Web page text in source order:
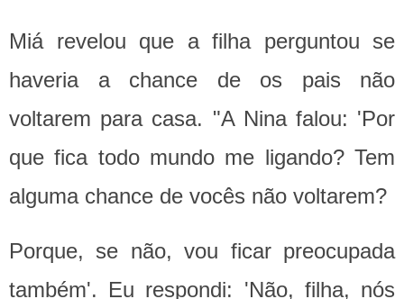
Miá revelou que a filha perguntou se
haveria a chance de os pais não
voltarem para casa. "A Nina falou: 'Por
que fica todo mundo me ligando? Tem
alguma chance de vocês não voltarem?
Porque, se não, vou ficar preocupada
também'. Eu respondi: 'Não, filha, nós